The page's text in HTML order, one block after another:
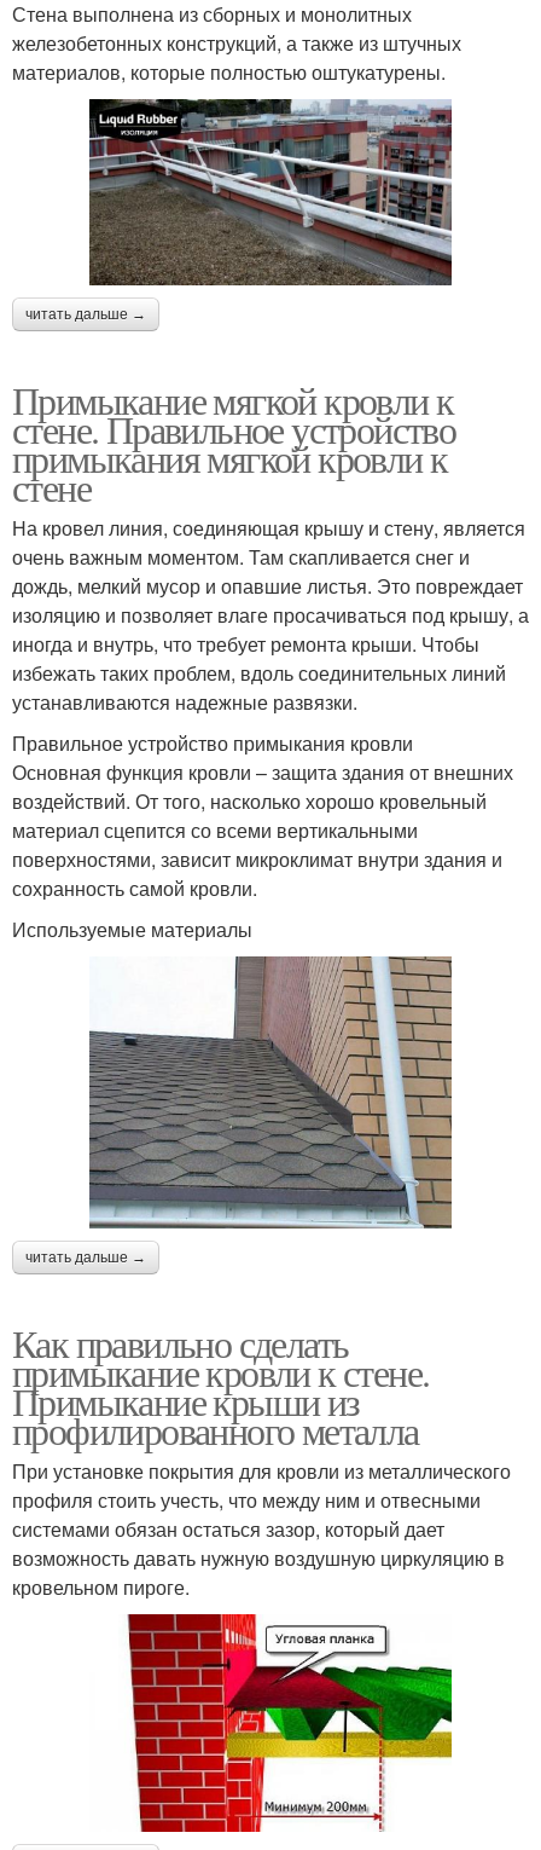
Стена выполнена из сборных и монолитных
железобетонных конструкций, а также из штучных
материалов, которые полностью оштукатурены.
читать дальше →
Примыкание мягкой кровли к
стене. Правильное устройство
примыкания мягкой кровли к
стене
На кровел линия, соединяющая крышу и стену, является
очень важным моментом. Там скапливается снег и
дождь, мелкий мусор и опавшие листья. Это повреждает
изоляцию и позволяет влаге просачиваться под крышу, а
иногда и внутрь, что требует ремонта крыши. Чтобы
избежать таких проблем, вдоль соединительных линий
устанавливаются надежные развязки.
Правильное устройство примыкания кровли
Основная функция кровли – защита здания от внешних
воздействий. От того, насколько хорошо кровельный
материал сцепится со всеми вертикальными
поверхностями, зависит микроклимат внутри здания и
сохранность самой кровли.
Используемые материалы
читать дальше →
Как правильно сделать
примыкание кровли к стене.
Примыкание крыши из
профилированного металла
При установке покрытия для кровли из металлического
профиля стоить учесть, что между ним и отвесными
системами обязан остаться зазор, который дает
возможность давать нужную воздушную циркуляцию в
кровельном пироге.